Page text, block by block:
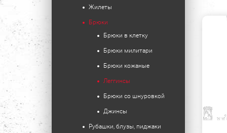
Жилеты
Брюки
Брюки в клетку
Брюки милитари
Брюки кожаные
Леггинсы
Брюки со шнуровкой
Джинсы
Рубашки, блузы, пиджаки